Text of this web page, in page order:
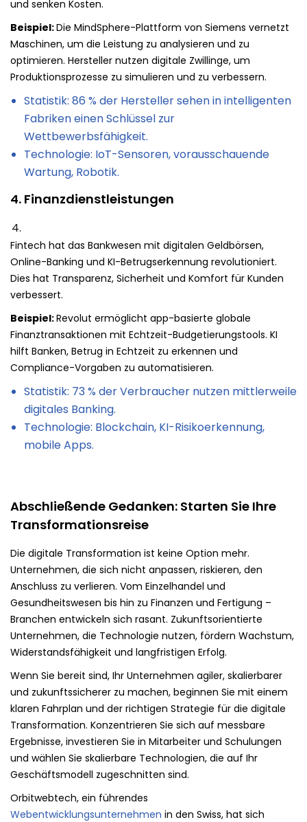
und senken Kosten.
Beispiel:Die MindSphere-Plattform von Siemens vernetzt
Maschinen, um die Leistung zu analysieren und zu
optimieren. Hersteller nutzen digitale Zwillinge, um
Produktionsprozesse zu simulieren und zu verbessern.
Statistik: 86 % der Hersteller sehen in intelligenten
Fabriken einen Schlüssel zur
Wettbewerbsfähigkeit.
Technologie: IoT-Sensoren, vorausschauende
Wartung, Robotik.
4. Finanzdienstleistungen
Fintech hat das Bankwesen mit digitalen Geldbörsen,
Online-Banking und KI-Betrugserkennung revolutioniert.
Dies hat Transparenz, Sicherheit und Komfort für Kunden
verbessert.
Beispiel:Revolut ermöglicht app-basierte globale
Finanztransaktionen mit Echtzeit-Budgetierungstools. KI
hilft Banken, Betrug in Echtzeit zu erkennen und
Compliance-Vorgaben zu automatisieren.
Statistik: 73 % der Verbraucher nutzen mittlerweile
digitales Banking.
Technologie: Blockchain, KI-Risikoerkennung,
mobile Apps.
Abschließende Gedanken: Starten Sie Ihre
Transformationsreise
Die digitale Transformation ist keine Option mehr.
Unternehmen, die sich nicht anpassen, riskieren, den
Anschluss zu verlieren. Vom Einzelhandel und
Gesundheitswesen bis hin zu Finanzen und Fertigung –
Branchen entwickeln sich rasant. Zukunftsorientierte
Unternehmen, die Technologie nutzen, fördern Wachstum,
Widerstandsfähigkeit und langfristigen Erfolg.
Wenn Sie bereit sind, Ihr Unternehmen agiler, skalierbarer
und zukunftssicherer zu machen, beginnen Sie mit einem
klaren Fahrplan und der richtigen Strategie für die digitale
Transformation. Konzentrieren Sie sich auf messbare
Ergebnisse, investieren Sie in Mitarbeiter und Schulungen
und wählen Sie skalierbare Technologien, die auf Ihr
Geschäftsmodell zugeschnitten sind.
Orbitwebtech, ein führendes
Webentwicklungsunternehmen in den Swiss, hat sich